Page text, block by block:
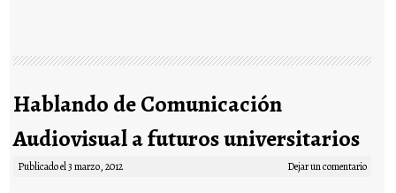
Hablando de Comunicación
Audiovisual a futuros universitarios
Publicado el3 marzo, 2012 Dejar un comentario